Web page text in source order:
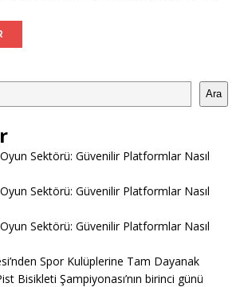
Ara
Sektörü: Güvenilir Platformlar Nasıl
Sektörü: Güvenilir Platformlar Nasıl
Sektörü: Güvenilir Platformlar Nasıl
Spor Kulüplerine Tam Dayanak
Bisikleti Şampiyonası’nın birinci günü